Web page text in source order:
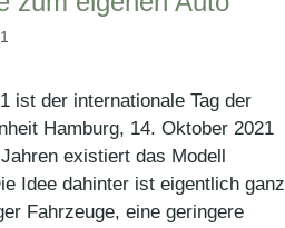
ist der internationale Tag der
Hamburg, 14. Oktober 2021
existiert das Modell
Idee dahinter ist eigentlich ganz
Fahrzeuge, eine geringere